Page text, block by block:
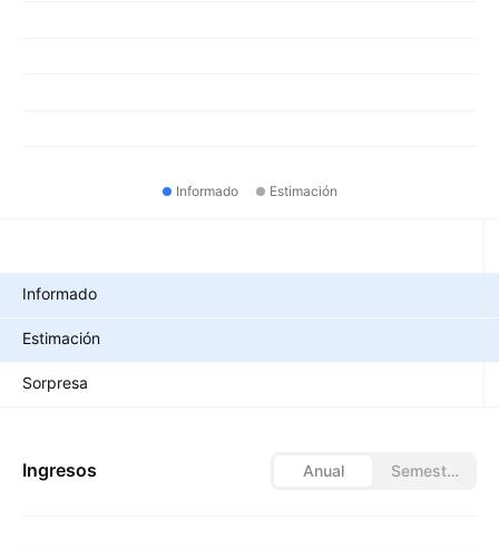
Informado Estimación
Informado
Estimación
Sorpresa
Ingresos Anual Semestral